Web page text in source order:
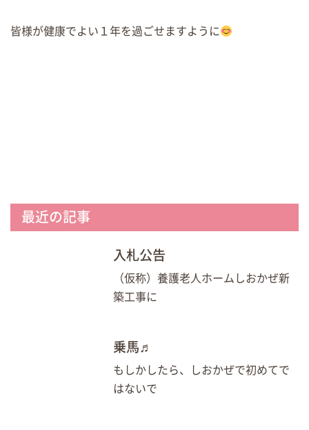
皆様が健康でよい１年を過ごせますように
最近の記事
入札公告
（仮称）養護老人ホームしおかぜ新
築工事に
乗馬♬
もしかしたら、しおかぜで初めてで
はないで